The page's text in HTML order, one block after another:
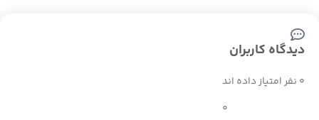
دیدگاه کاربران
0 نفر امتیاز داده اند
0